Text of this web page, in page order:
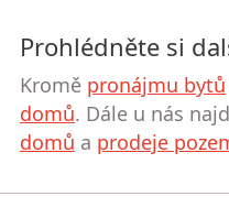
Prohlédněte si
Kromě pronájmu bytů
domů. Dále u nás
domů a prodeje